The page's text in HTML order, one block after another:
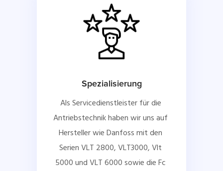
Spezialisierung
Als Servicedienstleister für die
Antriebstechnik haben wir uns auf
Hersteller wie Danfoss mit den
Serien VLT 2800, VLT3000, Vlt
5000 und VLT 6000 sowie die Fc